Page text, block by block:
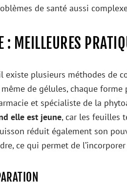
de santé aussi
: MEILLEURES
existe plusieurs méthodes de
de gélules, chaque forme
et spécialiste de la
elle est jeune, car les feuilles
réduit également son
ce qui permet de